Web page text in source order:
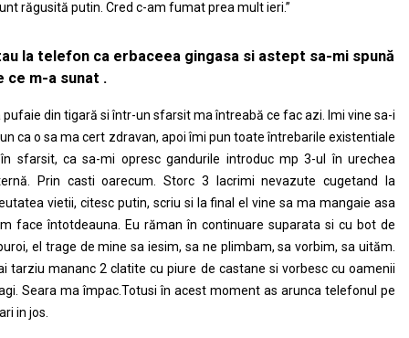
răgusită putin. Cred c-am fumat prea mult ieri.”
la telefon ca erbaceea gingasa si astept sa-mi spună
ce m-a sunat .
pufaie din tigară si într-un sfarsit ma întreabă ce fac azi. Imi vine sa-i
ca o sa ma cert zdravan, apoi îmi pun toate întrebarile existentiale
sfarsit, ca sa-mi opresc gandurile introduc mp 3-ul în urechea
Prin casti oarecum. Storc 3 lacrimi nevazute cugetand la
vietii, citesc putin, scriu si la final el vine sa ma mangaie asa
face întotdeauna. Eu răman în continuare suparata si cu bot de
el trage de mine sa iesim, sa ne plimbam, sa vorbim, sa uităm.
tarziu mananc 2 clatite cu piure de castane si vorbesc cu oamenii
Seara ma împac.Totusi în acest moment as arunca telefonul pe
in jos.